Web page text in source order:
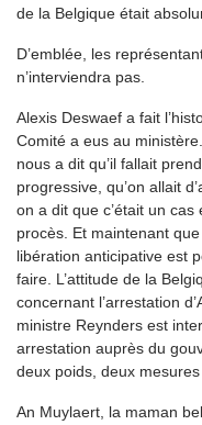
de la Belgique était
D’emblée, les
n’interviendra pas.
Alexis Deswaef a fait
Comité a eus au
nous a dit qu’il fallait
progressive, qu’on allait
on a dit que c’était un cas
procès. Et maintenant
libération anticipative est
faire. L’attitude de la
concernant l’arrestation
ministre Reynders est
arrestation auprès du
deux poids, deux mesures
An Muylaert, la maman